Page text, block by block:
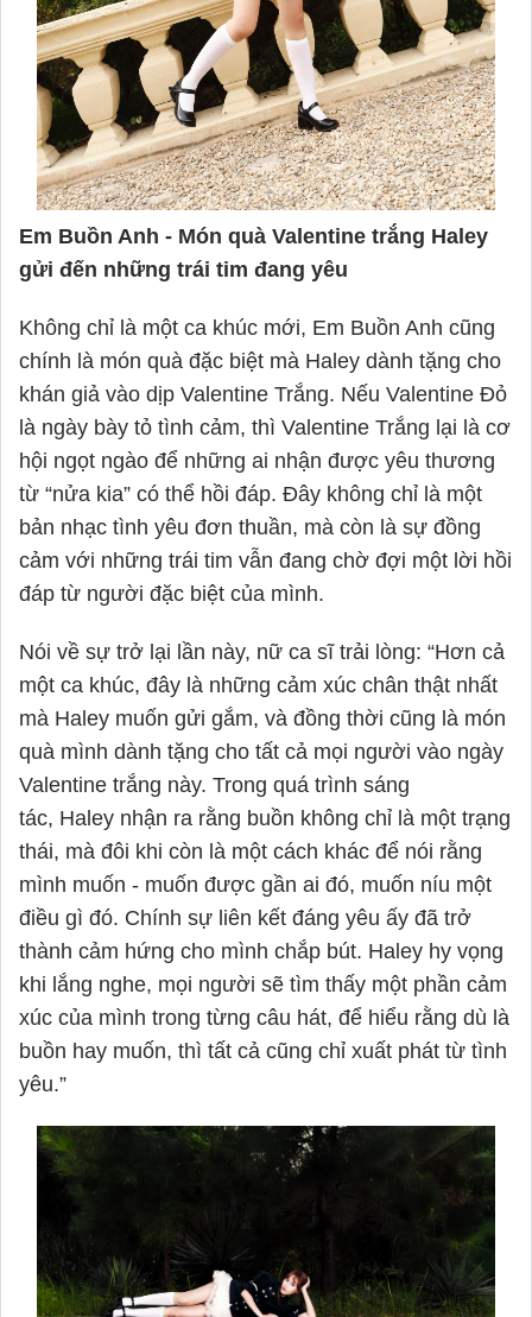
Em Buồn Anh - Món quà Valentine trắng Haley
gửi đến những trái tim đang yêu
Không chỉ là một ca khúc mới, Em Buồn Anh cũng
chính là món quà đặc biệt mà Haley dành tặng cho
khán giả vào dịp Valentine Trắng. Nếu Valentine Đỏ
là ngày bày tỏ tình cảm, thì Valentine Trắng lại là cơ
hội ngọt ngào để những ai nhận được yêu thương
từ “nửa kia” có thể hồi đáp. Đây không chỉ là một
bản nhạc tình yêu đơn thuần, mà còn là sự đồng
cảm với những trái tim vẫn đang chờ đợi một lời hồi
đáp từ người đặc biệt của mình.
Nói về sự trở lại lần này, nữ ca sĩ trải lòng: “Hơn cả
một ca khúc, đây là những cảm xúc chân thật nhất
mà Haley muốn gửi gắm, và đồng thời cũng là món
quà mình dành tặng cho tất cả mọi người vào ngày
Valentine trắng này. Trong quá trình sáng
tác, Haley nhận ra rằng buồn không chỉ là một trạng
thái, mà đôi khi còn là một cách khác để nói rằng
mình muốn - muốn được gần ai đó, muốn níu một
điều gì đó. Chính sự liên kết đáng yêu ấy đã trở
thành cảm hứng cho mình chắp bút. Haley hy vọng
khi lắng nghe, mọi người sẽ tìm thấy một phần cảm
xúc của mình trong từng câu hát, để hiểu rằng dù là
buồn hay muốn, thì tất cả cũng chỉ xuất phát từ tình
yêu.”